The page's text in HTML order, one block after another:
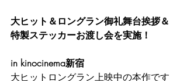
大ヒット＆ロングラン御礼舞台挨拶＆
特製ステッカーお渡し会を実施！
in kinocinema新宿
大ヒットロングラン上映中の本作です